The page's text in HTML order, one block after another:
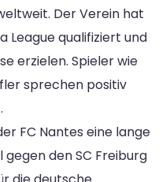
Der Verein hat
League qualifiziert und
erzielen. Spieler wie
sprechen positiv
FC Nantes eine lange
gegen den SC Freiburg